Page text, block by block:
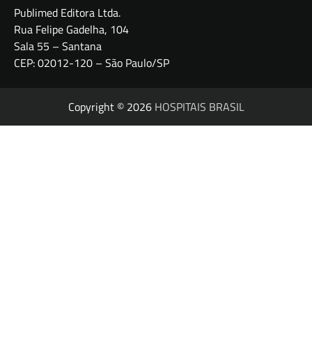
Publimed Editora Ltda.
Rua Felipe Gadelha, 104
Sala 55 – Santana
CEP: 02012-120 – São Paulo/SP
Copyright © 2026 HOSPITAIS BRASIL